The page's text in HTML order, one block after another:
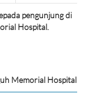
pengunjung di
Hospital.
Memorial Hospital